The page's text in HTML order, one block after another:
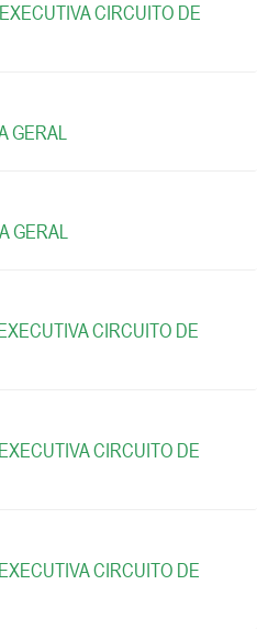
CIRCUITO DE
GERAL
GERAL
CIRCUITO DE
CIRCUITO DE
CIRCUITO DE